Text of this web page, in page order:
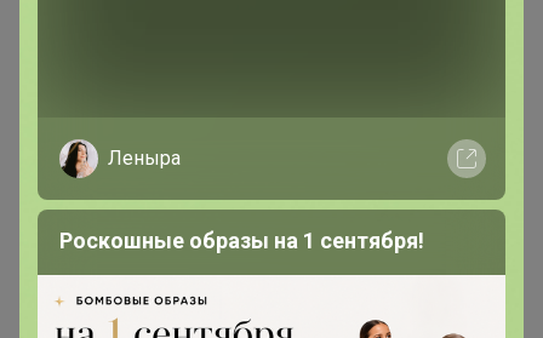
Леныра
Роскошные образы на 1 сентября!